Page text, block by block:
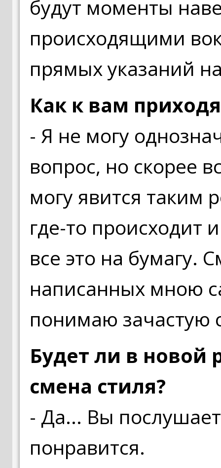
будут моменты
происходящими
прямых указаний
Как к вам
- Я не могу
вопрос, но скорее
могу явится таким
где-то происходит
все это на бумагу.
написанных мною
понимаю зачастую
Будет ли в новой
смена стиля?
- Да... Вы
понравится.